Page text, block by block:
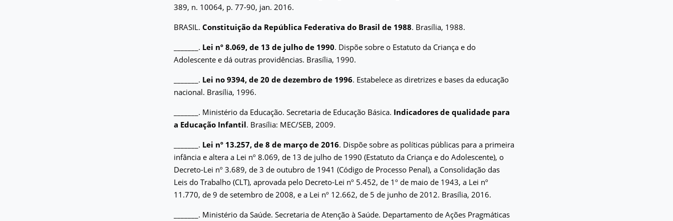
389, n. 10064, p. 77-90, jan. 2016.
BRASIL. Constituição da República Federativa do Brasil de 1988. Brasília, 1988.
_______. Lei nº 8.069, de 13 de julho de 1990. Dispõe sobre o Estatuto da Criança e do
Adolescente e dá outras providências. Brasília, 1990.
_______. Lei no 9394, de 20 de dezembro de 1996. Estabelece as diretrizes e bases da educação
nacional. Brasília, 1996.
_______. Ministério da Educação. Secretaria de Educação Básica. Indicadores de qualidade para
a Educação Infantil. Brasília: MEC/SEB, 2009.
_______. Lei nº 13.257, de 8 de março de 2016. Dispõe sobre as políticas públicas para a primeira
infância e altera a Lei nº 8.069, de 13 de julho de 1990 (Estatuto da Criança e do Adolescente), o
Decreto-Lei nº 3.689, de 3 de outubro de 1941 (Código de Processo Penal), a Consolidação das
Leis do Trabalho (CLT), aprovada pelo Decreto-Lei nº 5.452, de 1º de maio de 1943, a Lei nº
11.770, de 9 de setembro de 2008, e a Lei nº 12.662, de 5 de junho de 2012. Brasília, 2016.
_______. Ministério da Saúde. Secretaria de Atenção à Saúde. Departamento de Ações Pragmáticas